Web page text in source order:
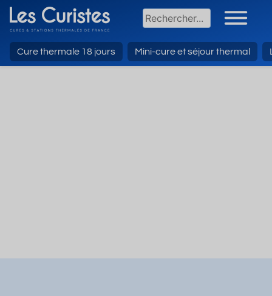
Cure thermale 18 jours Mini-cure et séjour thermal